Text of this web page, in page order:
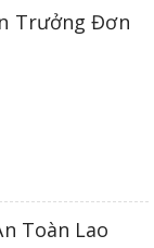
Trưởng Đơn
Toàn Lao